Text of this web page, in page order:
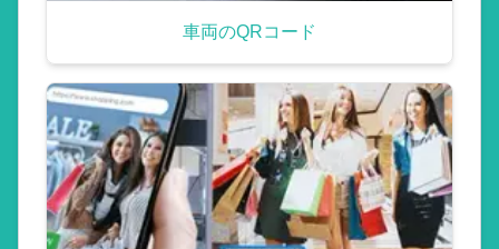
車両のQRコード